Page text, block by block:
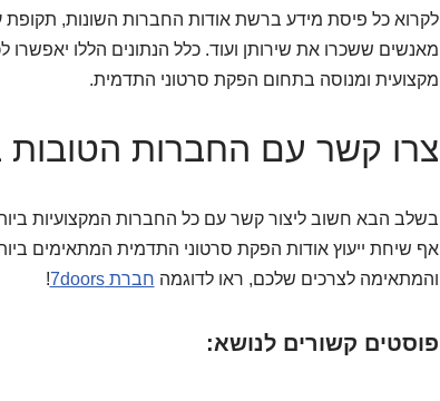
לקרוא כל פיסת מידע ברשת אודות החברות השונות,
מאנשים ששכרו את שירותן ועוד. כלל הנתונים הללו
מקצועית ומנוסה בתחום הפקת סרטוני התדמית.
צרו קשר עם החברות הטובות
בשלב הבא חשוב ליצור קשר עם כל החברות המקצועיות
אף שיחת ייעוץ אודות הפקת סרטוני התדמית המתאימים
והמתאימה לצרכים שלכם, ראו לדוגמה חברת7doors
!
פוסטים קשורים לנושא: